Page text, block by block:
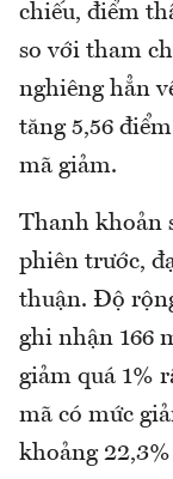
chiếu, điểm
so với tham
nghiêng hẳn
tăng 5,56
mã giảm.
Thanh khoản
phiên trước,
thuận. Độ
ghi nhận 166
giảm quá 1%
mã có mức
khoảng